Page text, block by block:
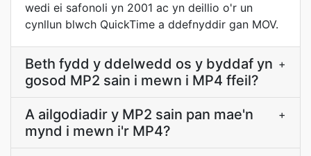
wedi ei safonoli yn 2001 ac yn deillio o'r un
cynllun blwch QuickTime a ddefnyddir gan MOV.
Beth fydd y ddelwedd os y byddaf yn
gosod MP2 sain i mewn i MP4 ffeil?
+
A ailgodiadir y MP2 sain pan mae'n
mynd i mewn i'r MP4?
+